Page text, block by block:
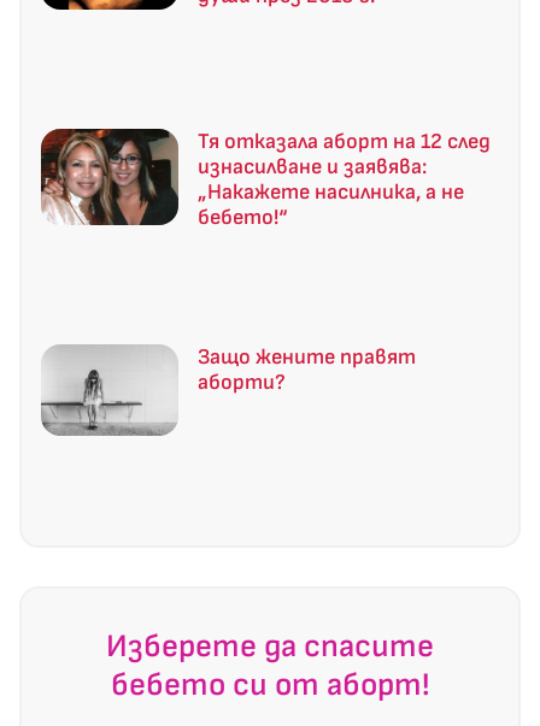
Тя отказала аборт на 12 след
изнасилване и заявява:
„Накажете насилника, а не
бебето!“
Защо жените правят
аборти?
Изберете да спасите
бебето си от аборт!